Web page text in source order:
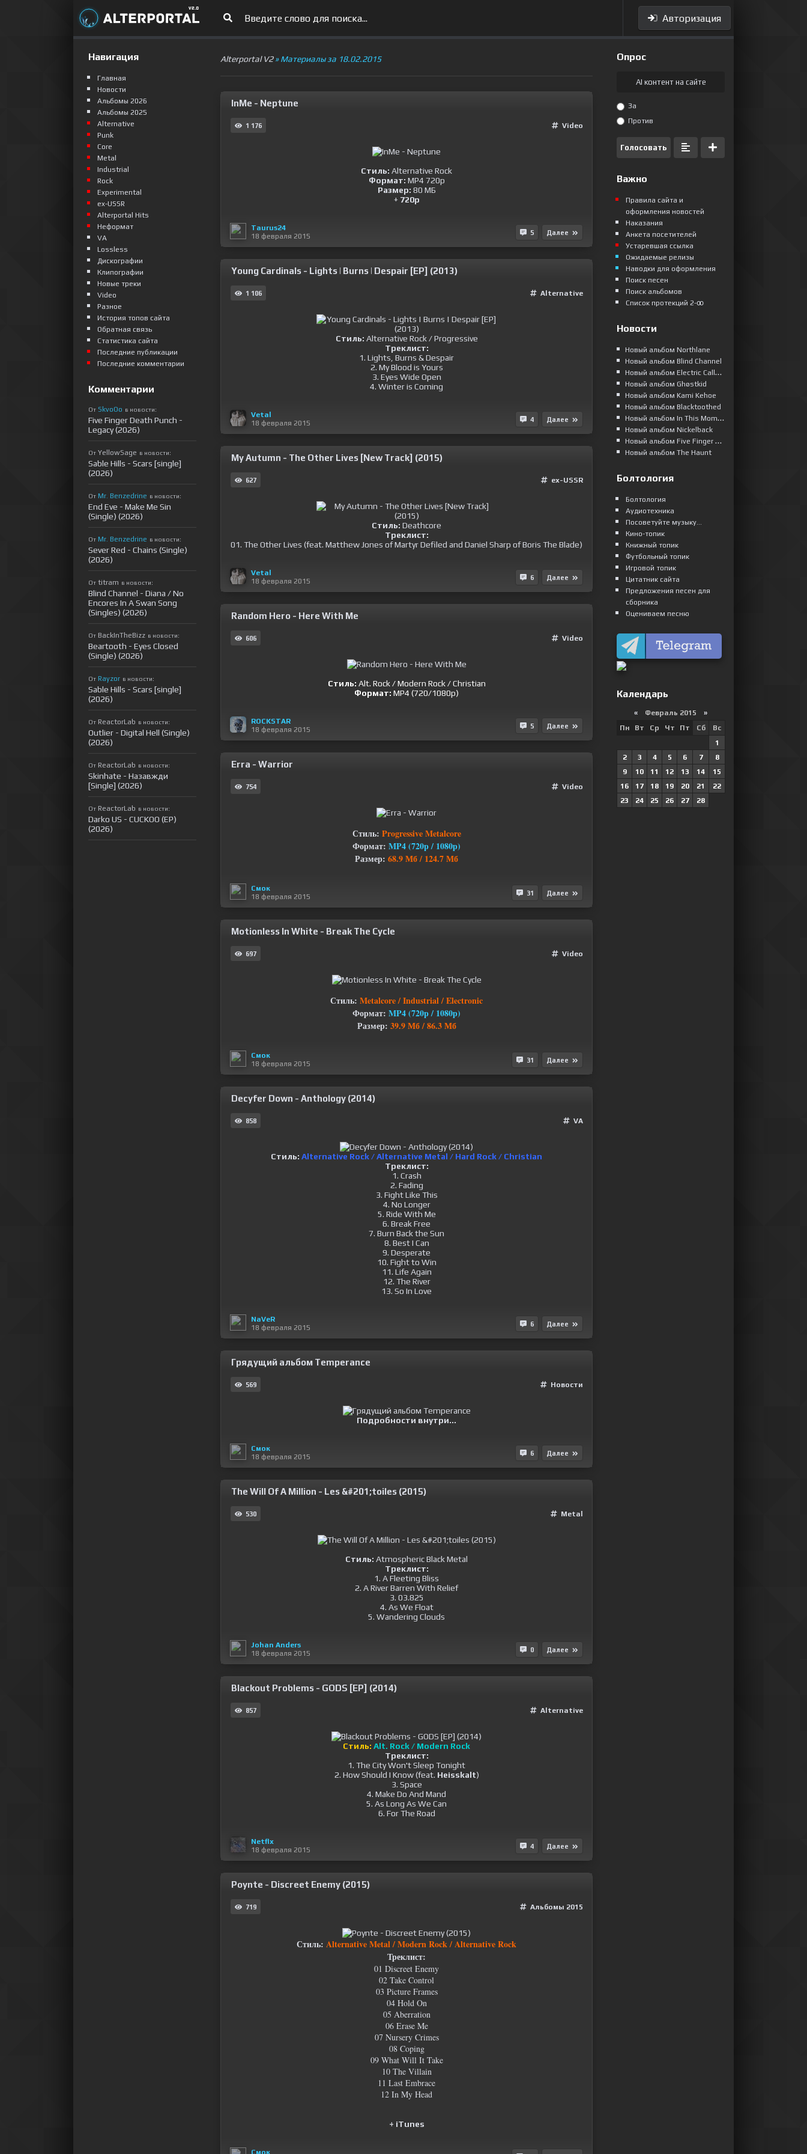
Авторизация
Alterportal V2» Материалы за 18.02.2015
InMe - Neptune
1 176 Video
Стиль: Alternative Rock
Формат: MP4 720p
Размер: 80 МБ
+ 720p
Taurus24
18 февраля 2015
5 Далее
Young Cardinals - Lights | Burns | Despair [EP] (2013)
1 106 Alternative
Стиль: Alternative Rock / Progressive
Треклист:
1. Lights, Burns & Despair
2. My Blood is Yours
3. Eyes Wide Open
4. Winter is Coming
Vetal
18 февраля 2015
4 Далее
My Autumn - The Other Lives [New Track] (2015)
627 ex-USSR
Стиль: Deathcore
Треклист:
01. The Other Lives (feat. Matthew Jones of Martyr Defiled and Daniel Sharp of Boris The Blade)
Vetal
18 февраля 2015
6 Далее
Random Hero - Here With Me
606 Video
Стиль: Alt. Rock / Modern Rock / Christian
Формат: MP4 (720/1080p)
ROCKSTAR
18 февраля 2015
5 Далее
Erra - Warrior
754 Video
Стиль: Progressive Metalcore
Формат: MP4 (720p / 1080р)
Размер: 68.9 Мб / 124.7 Мб
Смок
18 февраля 2015
31 Далее
Motionless In White - Break The Cycle
697 Video
Стиль: Metalcore / Industrial / Electronic
Формат: MP4 (720p / 1080р)
Размер: 39.9 Мб / 86.3 Мб
Смок
18 февраля 2015
31 Далее
Decyfer Down - Anthology (2014)
858 VA
Стиль: Alternative Rock / Alternative Metal / Hard Rock / Christian
Треклист:
1. Crash
2. Fading
3. Fight Like This
4. No Longer
5. Ride With Me
6. Break Free
7. Burn Back the Sun
8. Best I Can
9. Desperate
10. Fight to Win
11. Life Again
12. The River
13. So In Love
NaVeR
18 февраля 2015
6 Далее
Грядущий альбом Temperance
569 Новости
Подробности внутри...
Смок
18 февраля 2015
6 Далее
The Will Of A Million - Les &#201;toiles (2015)
530 Metal
Стиль: Atmospheric Black Metal
Треклист:
1. A Fleeting Bliss
2. A River Barren With Relief
3. 03.825
4. As We Float
5. Wandering Clouds
Johan Anders
18 февраля 2015
0 Далее
Blackout Problems - GODS [EP] (2014)
857 Alternative
Стиль: Alt. Rock / Modern Rock
Треклист:
1. The City Won't Sleep Tonight
2. How Should I Know (feat. Heisskalt)
3. Space
4. Make Do And Mand
5. As Long As We Can
6. For The Road
Netflx
18 февраля 2015
4 Далее
Poynte - Discreet Enemy (2015)
719 Альбомы 2015
Стиль: Alternative Metal / Modern Rock / Alternative Rock
Треклист:
01 Discreet Enemy
02 Take Control
03 Picture Frames
04 Hold On
05 Aberration
06 Erase Me
07 Nursery Crimes
08 Coping
09 What Will It Take
10 The Villain
11 Last Embrace
12 In My Head
+ iTunes
Смок
Навигация
Главная
Новости
Альбомы 2026
Альбомы 2025
Alternative
Punk
Сore
Metal
Industrial
Rock
Experimental
ex-USSR
Alterportal Hits
Неформат
VA
Lossless
Дискографии
Клипографии
Новые треки
Video
Разное
История топов сайта
Обратная связь
Статистика сайта
Последние публикации
Последние комментарии
Комментарии
От SkvoOo в новости:
Five Finger Death Punch -
Legacy (2026)
От YellowSage в новости:
Sable Hills - Scars [single]
(2026)
От Mr. Benzedrine в новости:
End Eve - Make Me Sin
(Single) (2026)
От Mr. Benzedrine в новости:
Sever Red - Chains (Single)
(2026)
От titram в новости:
Blind Channel - Diana / No
Encores In A Swan Song
(Singles) (2026)
От BackInTheBizz в новости:
Beartooth - Eyes Closed
(Single) (2026)
От Rayzor в новости:
Sable Hills - Scars [single]
(2026)
От ReactorLab в новости:
Outlier - Digital Hell (Single)
(2026)
От ReactorLab в новости:
Skinhate - Назавжди
[Single] (2026)
От ReactorLab в новости:
Darko US - CUCKOO (EP)
(2026)
Опрос
AI контент на сайте
За
Против
Голосовать
Важно
Правила сайта и
оформления новостей
Наказания
Анкета посетителей
Устаревшая ссылка
Ожидаемые релизы
Наводки для оформления
Поиск песен
Поиск альбомов
Список протекций 2-ꝏ
Новости
Новый альбом Northlane
Новый альбом Blind Channel
Новый альбом Electric Callboy
Новый альбом Ghøstkid
Новый альбом Kami Kehoe
Новый альбом Blacktoothed
Новый альбом In This Moment
Новый альбом Nickelback
Новый альбом Five Finger Death Punch
Новый альбом The Haunt
Болтология
Болтология
Аудиотехника
Посоветуйте музыку...
Кино-топик
Книжный топик
Футбольный топик
Игровой топик
Цитатник сайта
Предложения песен для
сборника
Оцениваем песню
Календарь
« Февраль 2015 »
Пн
Вт Ср Чт Пт Сб
Вс
1
2
3 4 5 6 7
8
9
10 11 12 13 14
15
16
17 18 19 20 21
22
23
24 25 26 27 28